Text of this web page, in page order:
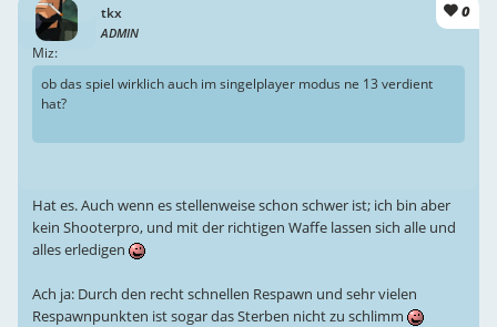
tkx
ADMIN
0
Miz:
ob das spiel wirklich auch im singelplayer modus ne 13 verdient
hat?
Hat es. Auch wenn es stellenweise schon schwer ist; ich bin aber
kein Shooterpro, und mit der richtigen Waffe lassen sich alle und
alles erledigen
Ach ja: Durch den recht schnellen Respawn und sehr vielen
Respawnpunkten ist sogar das Sterben nicht zu schlimm